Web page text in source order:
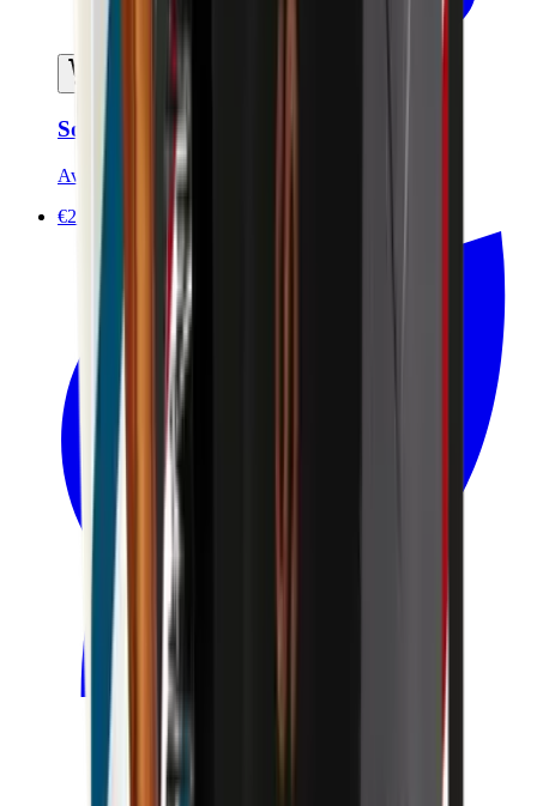
Ajouter au panier
Soin anti-âge Homme 50ml - Certifié Bio
Avril
€22.90